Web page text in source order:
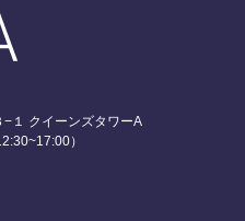
１ クイーンズタワーA
）